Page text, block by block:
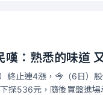
嘆：熟悉的味道
終止連4漲，今（6日）
探536元，隨後買盤進